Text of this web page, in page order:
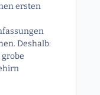
ersten
Deshalb: